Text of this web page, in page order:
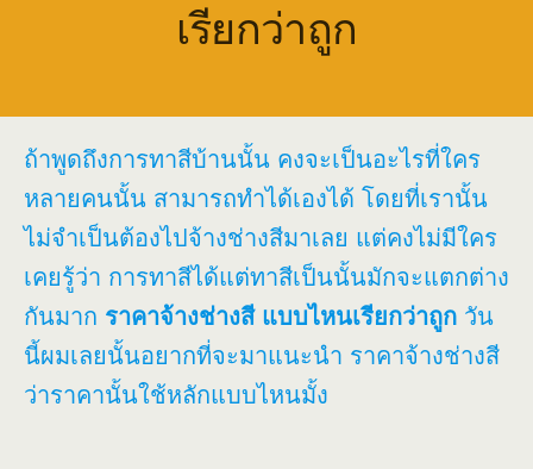
เรียกว่าถูก
ถ้าพูดถึงการทาสีบ้านนั้น คงจะเป็นอะไรที่ใคร
หลายคนนั้น สามารถทำได้เองได้ โดยที่เรานั้น
ไม่จำเป็นต้องไปจ้างช่างสีมาเลย แต่คงไม่มีใคร
เคยรู้ว่า การทาสีได้แต่ทาสีเป็นนั้นมักจะแตกต่าง
กันมาก ราคาจ้างช่างสี แบบไหนเรียกว่าถูก วัน
นี้ผมเลยนั้นอยากที่จะมาแนะนำ ราคาจ้างช่างสี
ว่าราคานั้นใช้หลักแบบไหนมั้ง